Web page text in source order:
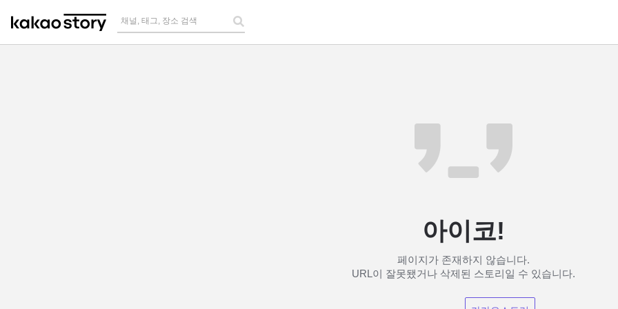
채널, 태그, 장소 검색
아이코!
페이지가 존재하지 않습니다.
URL이 잘못됐거나 삭제된 스토리일 수 있습니다.